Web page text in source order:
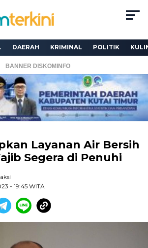
DAERAH KRIMINAL POLITIK
BANNER DISKOMINFO
Layanan Air Bersih
Segera di Penuhi
- 19:45 WITA